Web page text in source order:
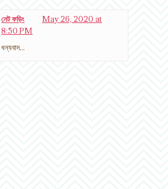
নেট ফড়িং
May 26, 2020 at
8:50 PM
ধন্যবাদ...